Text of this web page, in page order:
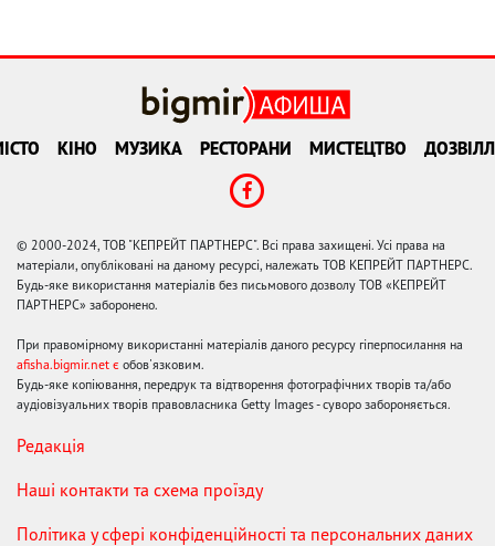
КІНО МУЗИКА РЕСТОРАНИ МИСТЕЦТВО
© 2000-2024, ТОВ "КЕПРЕЙТ ПАРТНЕРС". Всі права захищені. Усі права на
матеріали, опубліковані на даному ресурсі, належать ТОВ КЕПРЕЙТ ПАРТНЕРС.
Будь-яке використання матеріалів без письмового дозволу ТОВ «КЕПРЕЙТ
ПАРТНЕРС» заборонено.
При правомірному використанні матеріалів даного ресурсу гіперпосилання на
afisha.bigmir.net є обов'язковим.
Будь-яке копіювання, передрук та відтворення фотографічних творів та/або
аудіовізуальних творів правовласника Getty Images - суворо забороняється.
Редакція
Наші контакти та схема проїзду
Політика у сфері конфіденційності та персональних даних